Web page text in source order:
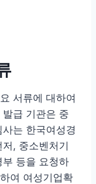
서류에 대하여
급 기관은 중
는 한국여성경
, 중소벤처기
등을 요청하
여 여성기업확